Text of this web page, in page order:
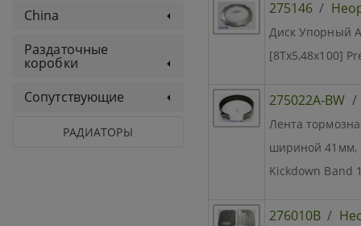
China
Раздаточные
коробки
Сопутствующие
РАДИАТОРЫ
275146 /
Диск Упорный
[8Tx5,48x100]
275022A-BW
Лента
шириной 41мм,
Kickdown Band
276010B /